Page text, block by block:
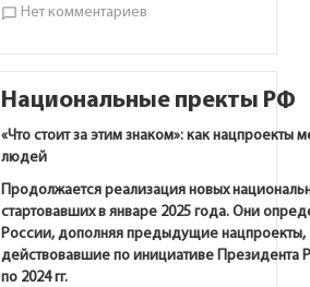
chat_bubble_outline Нет комментариев
Национальные пректы РФ
«Что стоит за этим знаком»: как нацпроекты
людей
Продолжается реализация новых
стартовавших в январе 2025 года. Они
России, дополняя предыдущие нацпроекты,
действовавшие по инициативе Президента
по 2024 гг.